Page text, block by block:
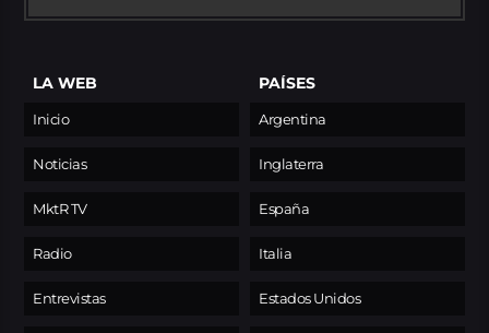
LA WEB
Inicio
Noticias
MktR TV
Radio
Entrevistas
PAÍSES
Argentina
Inglaterra
España
Italia
Estados Unidos